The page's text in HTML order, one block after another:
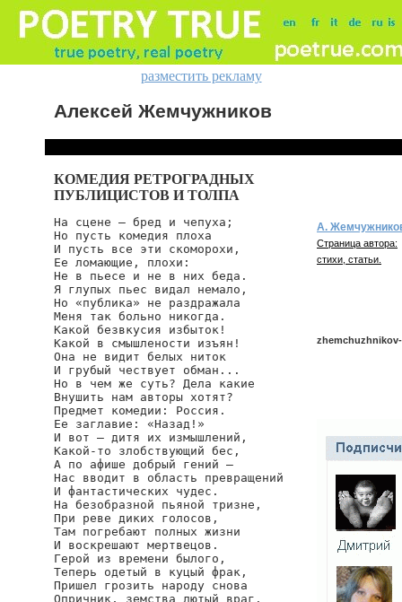
разместить рекламу
Алексей Жемчужников
КОМЕДИЯ РЕТРОГРАДНЫХ
ПУБЛИЦИСТОВ И ТОЛПА
На сцене — бред и чепуха;
Но пусть комедия плоха
И пусть все эти скоморохи,
Ее ломающие, плохи:
Не в пьесе и не в них беда.
Я глупых пьес видал немало,
Но «публика» не раздражала
Меня так больно никогда.
Какой безвкусия избыток!
Какой в смышлености изъян!
Она не видит белых ниток
И грубый чествует обман...
Но в чем же суть? Дела какие
Внушить нам авторы хотят?
Предмет комедии: Россия.
Ее заглавие: «Назад!»
И вот — дитя их измышлений,
Какой-то злобствующий бес,
А по афише добрый гений —
Нас вводит в область превращений
И фантастических чудес.
На безобразной пьяной тризне,
При реве диких голосов,
Там погребают полных жизни
И воскрешают мертвецов.
Герой из времени былого,
Теперь одетый в куцый фрак,
Пришел грозить народу снова
Опричник, земства лютый враг.
А.
Страница автора:
стихи, статьи.